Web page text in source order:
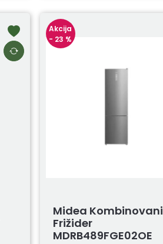
Akcija
- 23 %
Midea Kombinovani
Frižider
MDRB489FGE02OE